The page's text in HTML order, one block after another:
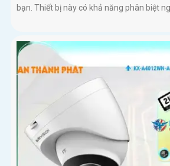
bạn. Thiết bị này có khả năng phân biệt